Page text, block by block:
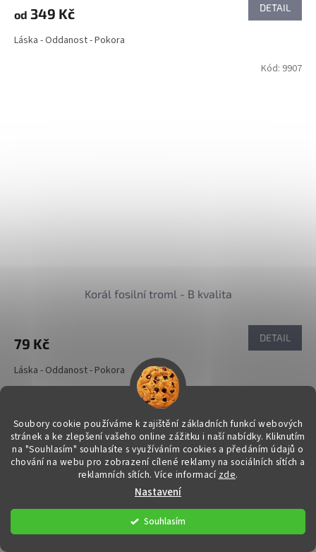
Soubory cookie používáme k zajištění základních funkcí webových
stránek a ke zlepšení vašeho online zážitku i naší nabídky. Kliknutím
na "Souhlasím" souhlasíte s využíváním cookies a předáním údajů o
chování na webu pro zobrazení cílené reklamy na sociálních sítích a
reklamních sítích. Více informací zde.
Nastavení
Souhlasím
od 349 Kč DETAIL
Láska - Oddanost - Pokora
Korál fosilní troml - B kvalita
79 Kč DETAIL
Láska - Oddanost - Pokora
Kód: 9907